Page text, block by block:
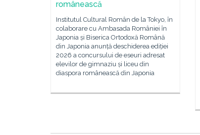
românească
Institutul Cultural Român de la Tokyo, în
colaborare cu Ambasada României în
Japonia și Biserica Ortodoxă Română
din Japonia anunță deschiderea ediției
2026 a concursului de eseuri adresat
elevilor de gimnaziu și liceu din
diaspora românească din Japonia